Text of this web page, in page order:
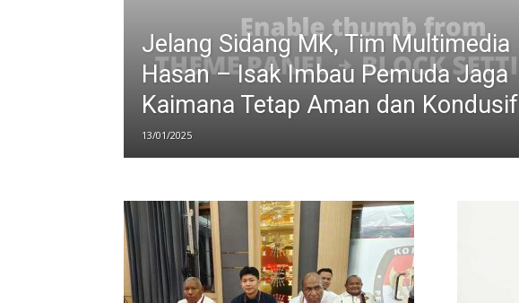
Jelang Sidang MK, Tim Multimedia
Hasan – Isak Imbau Pemuda Jaga
Kaimana Tetap Aman dan Kondusif
13/01/2025